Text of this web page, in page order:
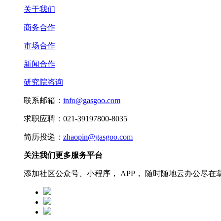
关于我们
商务合作
市场合作
新闻合作
研究院咨询
联系邮箱： info@gasgoo.com
求职应聘：021-39197800-8035
简历投递： zhaopin@gasgoo.com
关注我们更多服务平台
添加社区公众号、小程序， APP， 随时随地云办公尽在